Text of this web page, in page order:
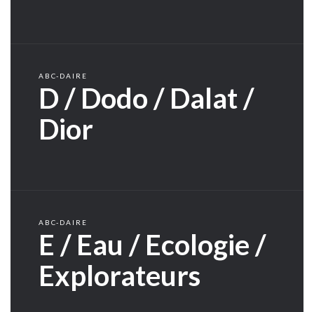
ABC-DAIRE
D / Dodo / Dalat /
Dior
ABC-DAIRE
E / Eau / Ecologie /
Explorateurs